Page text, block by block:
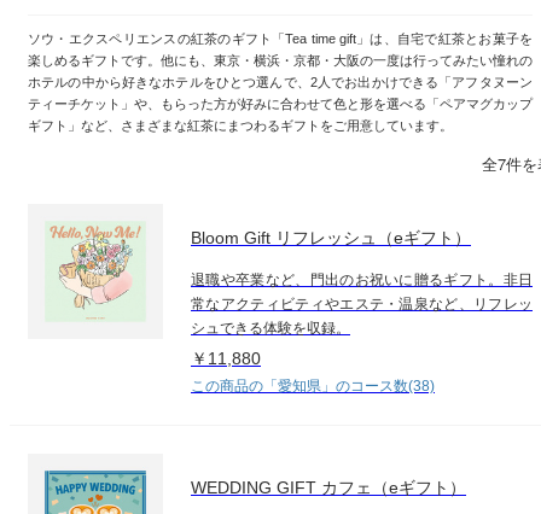
ソウ・エクスペリエンスの紅茶のギフト「Tea time gift」は、自宅で紅茶とお菓子を
楽しめるギフトです。他にも、東京・横浜・京都・大阪の一度は行ってみたい憧れの
ホテルの中から好きなホテルをひとつ選んで、2人でお出かけできる「アフタヌーン
ティーチケット」や、もらった方が好みに合わせて色と形を選べる「ペアマグカップ
ギフト」など、さまざまな紅茶にまつわるギフトをご用意しています。
全7件
Bloom Gift リフレッシュ（eギフト）
退職や卒業など、門出のお祝いに贈るギフト。非日
常なアクティビティやエステ・温泉など、リフレッ
シュできる体験を収録。
￥11,880
この商品の「愛知県」のコース数(38)
WEDDING GIFT カフェ（eギフト）